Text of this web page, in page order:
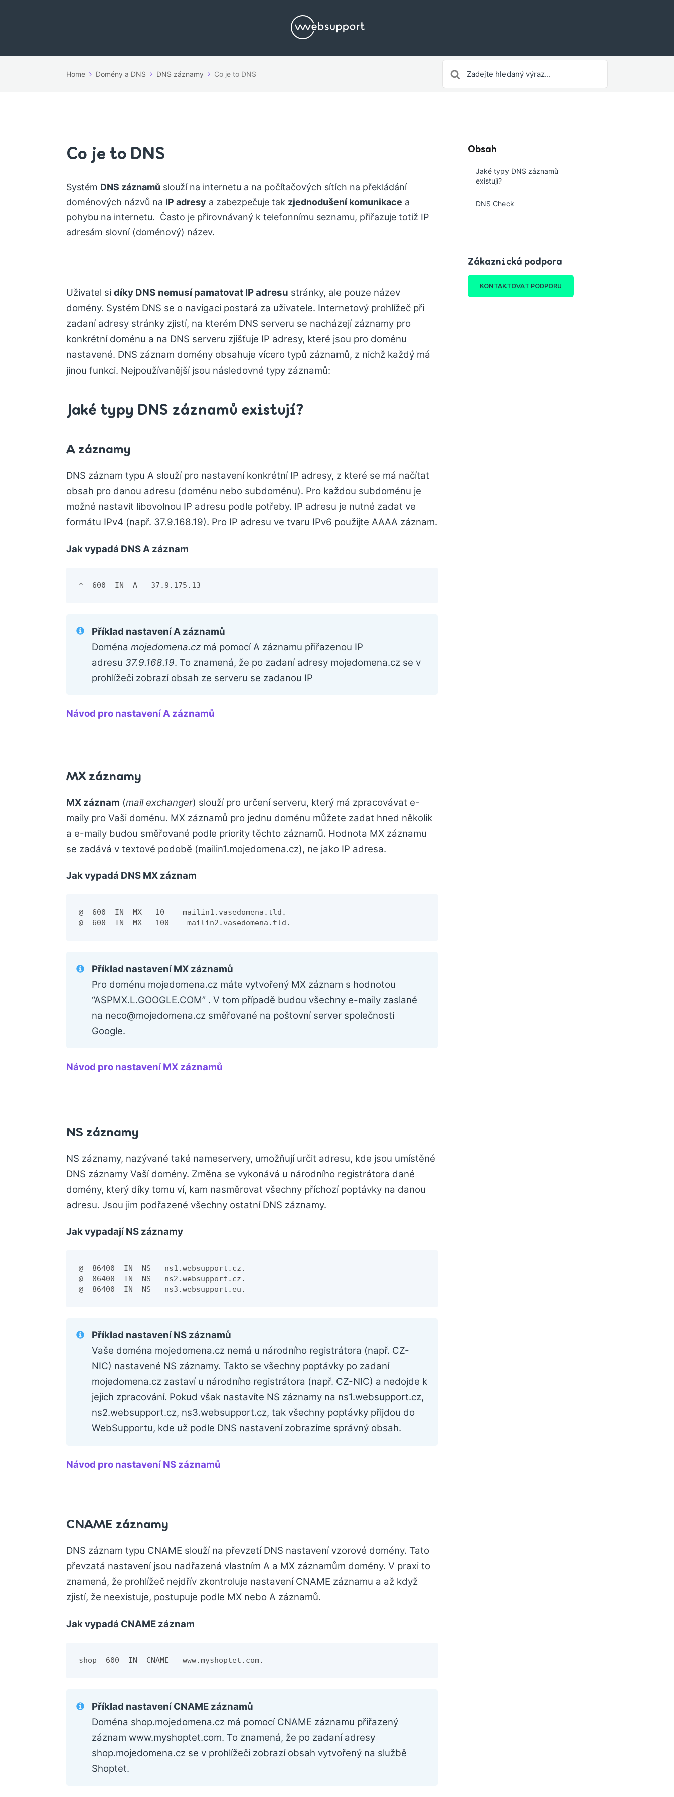
Home Domény a DNS DNS záznamy Co je to DNS
For
Co je to DNS
Systém DNS záznamů slouží na internetu a na počítačových sítích na překládání
doménových názvů na IP adresy a zabezpečuje tak zjednodušení komunikace a
pohybu na internetu. Často je přirovnávaný k telefonnímu seznamu, přiřazuje totiž IP
adresám slovní (doménový) název.
Uživatel si díky DNS nemusí pamatovat IP adresu stránky, ale pouze název
domény. Systém DNS se o navigaci postará za uživatele. Internetový prohlížeč při
zadaní adresy stránky zjistí, na kterém DNS serveru se nacházejí záznamy pro
konkrétní doménu a na DNS serveru zjišťuje IP adresy, které jsou pro doménu
nastavené. DNS záznam domény obsahuje vícero typů záznamů, z nichž každý má
jinou funkci. Nejpoužívanější jsou následovné typy záznamů:
Jaké typy DNS záznamů existují?
A záznamy
DNS záznam typu A slouží pro nastavení konkrétní IP adresy, z které se má načítat
obsah pro danou adresu (doménu nebo subdoménu). Pro každou subdoménu je
možné nastavit libovolnou IP adresu podle potřeby. IP adresu je nutné zadat ve
formátu IPv4 (např. 37.9.168.19). Pro IP adresu ve tvaru IPv6 použijte AAAA záznam.
Jak vypadá DNS A záznam
*  600  IN  A   37.9.175.13
Příklad nastavení A záznamů
Doménamojedomena.cz má pomocí A záznamu přiřazenou IP
adresu 37.9.168.19. To znamená, že po zadaní adresy mojedomena.cz se v
prohlížeči zobrazí obsah ze serveru se zadanou IP
Návod pro nastavení A záznamů
MX záznamy
MX záznam (mail exchanger) slouží pro určení serveru, který má zpracovávat e-
maily pro Vaši doménu. MX záznamů pro jednu doménu můžete zadat hned několik
a e-maily budou směřované podle priority těchto záznamů. Hodnota MX záznamu
se zadává v textové podobě (mailin1.mojedomena.cz), ne jako IP adresa.
Jak vypadá DNS MX záznam
@  600  IN  MX   10    mailin1.vasedomena.tld.
@  600  IN  MX   100    mailin2.vasedomena.tld.
Příklad nastavení MX záznamů
Pro doménu mojedomena.cz máte vytvořený MX záznam s hodnotou
“ASPMX.L.GOOGLE.COM” . V tom případě budou všechny e-maily zaslané
na neco@mojedomena.cz směřované na poštovní server společnosti
Google.
Návod pro nastavení MX záznamů
NS záznamy
NS záznamy, nazývané také nameservery, umožňují určit adresu, kde jsou umístěné
DNS záznamy Vaší domény. Změna se vykonává u národního registrátora dané
domény, který díky tomu ví, kam nasměrovat všechny příchozí poptávky na danou
adresu. Jsou jim podřazené všechny ostatní DNS záznamy.
Jak vypadají NS záznamy
@  86400  IN  NS   ns1.websupport.cz.
@  86400  IN  NS   ns2.websupport.cz.
@  86400  IN  NS   ns3.websupport.eu.
Příklad nastavení NS záznamů
Vaše doména mojedomena.cz nemá u národního registrátora (např. CZ-
NIC) nastavené NS záznamy. Takto se všechny poptávky po zadaní
mojedomena.cz zastaví u národního registrátora (např. CZ-NIC) a nedojde k
jejich zpracování. Pokud však nastavíte NS záznamy na ns1.websupport.cz,
ns2.websupport.cz, ns3.websupport.cz, tak všechny poptávky přijdou do
WebSupportu, kde už podle DNS nastavení zobrazíme správný obsah.
Návod pro nastavení NS záznamů
CNAME záznamy
DNS záznam typu CNAME slouží na převzetí DNS nastavení vzorové domény. Tato
převzatá nastavení jsou nadřazená vlastním A a MX záznamům domény. V praxi to
znamená, že prohlížeč nejdřív zkontroluje nastavení CNAME záznamu a až když
zjistí, že neexistuje, postupuje podle MX nebo A záznamů.
Jak vypadá CNAME záznam
shop  600  IN  CNAME   www.myshoptet.com.
Příklad nastavení CNAME záznamů
Doména shop.mojedomena.cz má pomocí CNAME záznamu přiřazený
záznam www.myshoptet.com. To znamená, že po zadaní adresy
shop.mojedomena.cz se v prohlížeči zobrazí obsah vytvořený na službě
Shoptet.
Obsah
Jaké typy DNS záznamů
existují?
DNS Check
Zákaznická podpora
KONTAKTOVAT PODPORU